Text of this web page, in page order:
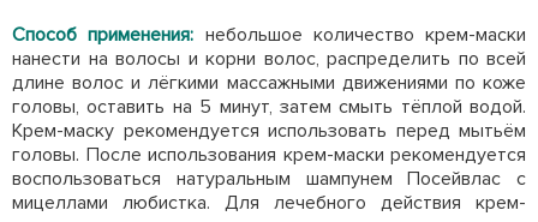
Способ применения: небольшое количество крем-маски
нанести на волосы и корни волос, распределить по всей
длине волос и лёгкими массажными движениями по коже
головы, оставить на 5 минут, затем смыть тёплой водой.
Крем-маску рекомендуется использовать перед мытьём
головы. После использования крем-маски рекомендуется
воспользоваться натуральным шампунем Посейвлас с
мицеллами любистка. Для лечебного действия крем-